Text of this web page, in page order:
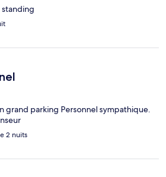
standing
grand parking Personnel sympathique.
2 nuits